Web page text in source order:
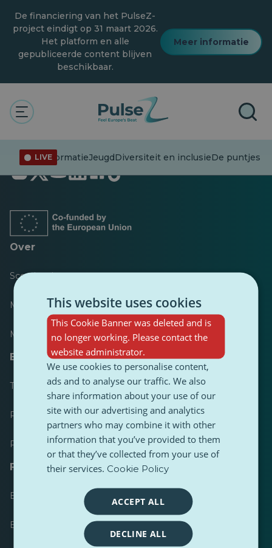
naar
hoofdinhoud
De financiering van het PulseZ-
project eindigt op 31 maart 2026.
Het platform en alle
gepubliceerde content blijven
beschikbaar.
Meer informatie
LIVE
DesinformatieJeugdDiversiteit en inclusieDe puntjes
Opent
in
tabblad
Opent
in
tabblad
Opent
in
tabblad
in
tabblad
in
tabblad
in
Over
Scorebord
Meest gepubliceerd
Meest gevolgd
Bronnen voor journalisten
Toolkits
PulseZ Content Stijlgids
PulseZ Richtlijn voor bijdragen
FAQs
Een verzoek indienen
Een probleem melden
This website uses cookies
This Cookie Banner was deleted and is
no longer working. Please contact the
website administrator.
We use cookies to personalise content,
ads and to analyse our traffic. We also
share information about your use of our
site with our advertising and analytics
partners who may combine it with other
information that you’ve provided to them
or that they’ve collected from your use of
their services. Cookie Policy
ACCEPT ALL
DECLINE ALL